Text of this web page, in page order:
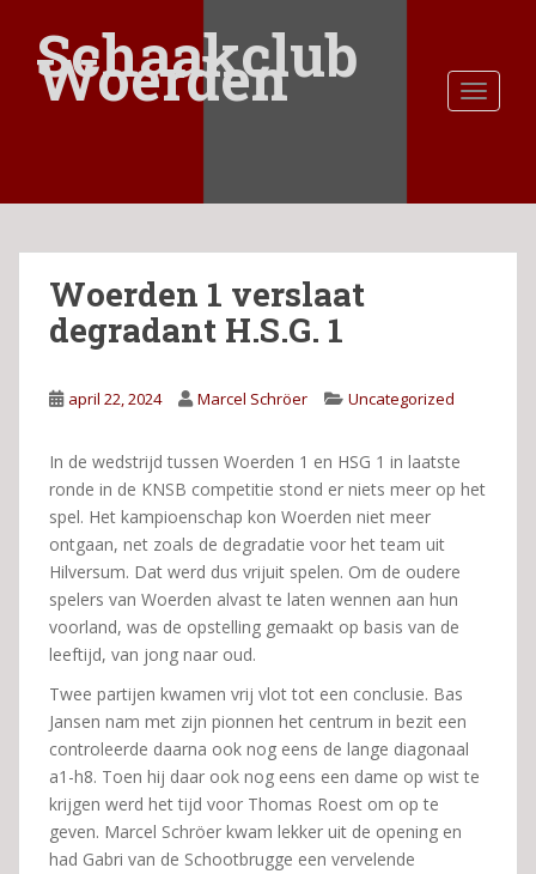
a
Schaakclub
Woerden
Woerden 1 verslaat
degradant H.S.G. 1
april 22, 2024 Marcel Schröer Uncategorized
In de wedstrijd tussen Woerden 1 en HSG 1 in laatste
ronde in de KNSB competitie stond er niets meer op het
spel. Het kampioenschap kon Woerden niet meer
ontgaan, net zoals de degradatie voor het team uit
Hilversum. Dat werd dus vrijuit spelen. Om de oudere
spelers van Woerden alvast te laten wennen aan hun
voorland, was de opstelling gemaakt op basis van de
leeftijd, van jong naar oud.
Twee partijen kwamen vrij vlot tot een conclusie. Bas
Jansen nam met zijn pionnen het centrum in bezit een
controleerde daarna ook nog eens de lange diagonaal
a1-h8. Toen hij daar ook nog eens een dame op wist te
krijgen werd het tijd voor Thomas Roest om op te
geven. Marcel Schröer kwam lekker uit de opening en
had Gabri van de Schootbrugge een vervelende